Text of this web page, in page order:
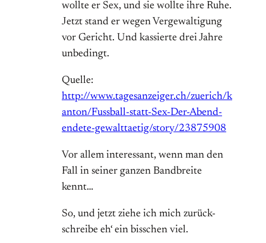
wollte er Sex, und sie wollte ihre Ruhe.
Jetzt stand er wegen Vergewaltigung
vor Gericht. Und kassierte drei Jahre
unbedingt.
Quelle:
http://www.tagesanzeiger.ch/zuerich/k
anton/Fussball-statt-Sex-Der-Abend-
endete-gewalttaetig/story/23875908
Vor allem interessant, wenn man den
Fall in seiner ganzen Bandbreite
kennt…
So, und jetzt ziehe ich mich zurück-
schreibe eh‘ ein bisschen viel.